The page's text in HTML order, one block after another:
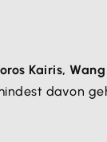
Kairis,
davon